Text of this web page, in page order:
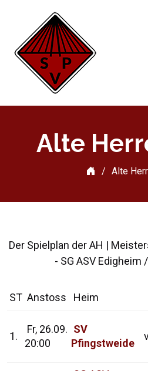
Alte
Alte
Der Spielplan der AH |
- SG ASV Edigheim
ST Anstoss Heim
1.
Fr, 26.09.
20:00
SV
Pfingstweide